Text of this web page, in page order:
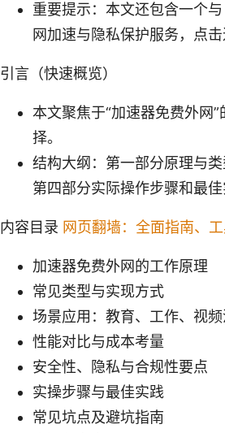
重要提示：本文还包含一个
网加速与隐私保护服务，点击
引言（快速概览）
本文聚焦于“加速器免费外网
择。
结构大纲：第一部分原理与
第四部分实际操作步骤和最
内容目录 网页翻墙：全面指南、
加速器免费外网的工作原理
常见类型与实现方式
场景应用：教育、工作、视
性能对比与成本考量
安全性、隐私与合规性要点
实操步骤与最佳实践
常见坑点及避坑指南